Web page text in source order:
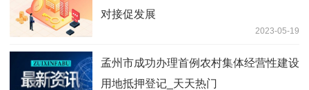
对接促发展
2023-05-19
孟州市成功办理首例农村集体经营性建设
用地抵押登记_天天热门